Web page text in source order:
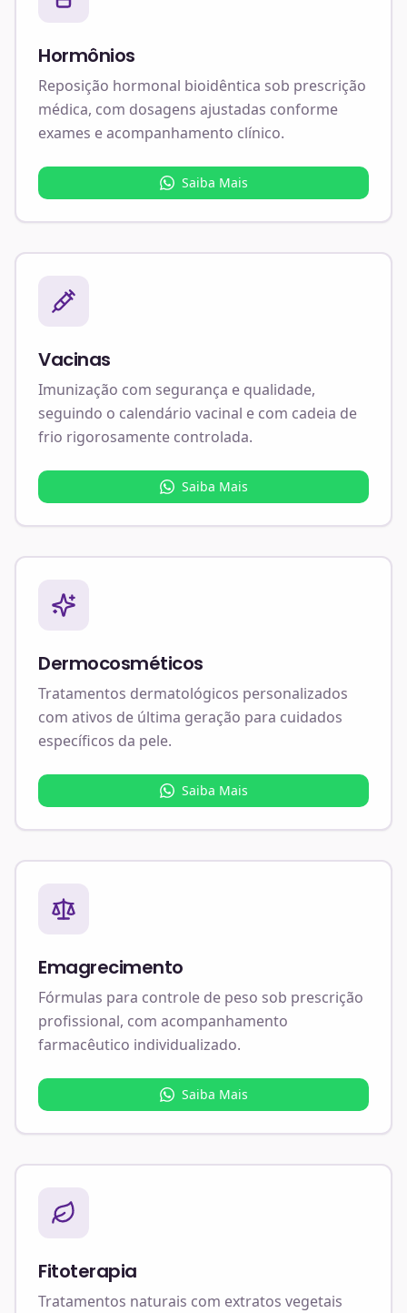
Hormônios
Reposição hormonal bioidêntica sob prescrição
médica, com dosagens ajustadas conforme
exames e acompanhamento clínico.
Saiba Mais
Vacinas
Imunização com segurança e qualidade,
seguindo o calendário vacinal e com cadeia de
frio rigorosamente controlada.
Saiba Mais
Dermocosméticos
Tratamentos dermatológicos personalizados
com ativos de última geração para cuidados
específicos da pele.
Saiba Mais
Emagrecimento
Fórmulas para controle de peso sob prescrição
profissional, com acompanhamento
farmacêutico individualizado.
Saiba Mais
Fitoterapia
Tratamentos naturais com extratos vegetais